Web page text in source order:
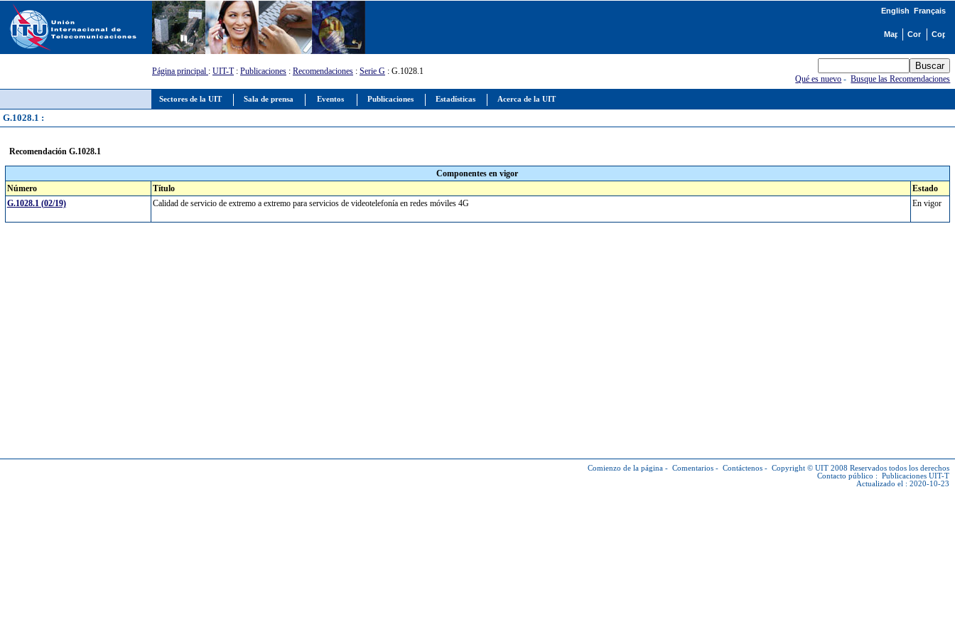
Sectores de la UIT Sala de prensa Eventos Publicaciones Estadísticas Acerca de la UIT
English Français
Página principal : UIT-T: Publicaciones : Recomendaciones : Serie G : G.1028.1
Qué es nuevo -Busque las Recomendaciones
G.1028.1 :
Recomendación G.1028.1
Componentes en vigor
Número
Título
Estado
G.1028.1 (02/19)
Calidad de servicio de extremo a extremo para servicios de videotelefonía en redes móviles 4G En vigor
Comienzo de la página - Comentarios - Contáctenos - Copyright © UIT 2008 Reservados todos los derechos
Contacto público : Publicaciones UIT-T
Actualizado el : 2020-10-23